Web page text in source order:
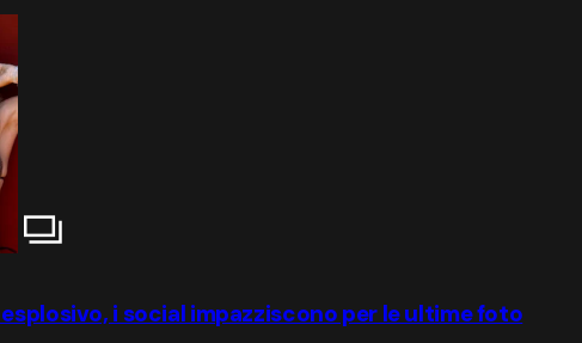
i social impazziscono per le ultime foto